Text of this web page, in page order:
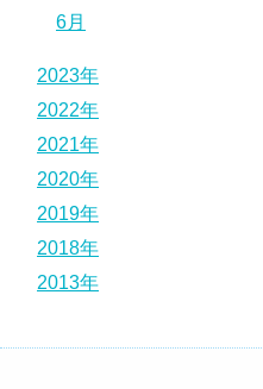
6月
2023年
2022年
2021年
2020年
2019年
2018年
2013年